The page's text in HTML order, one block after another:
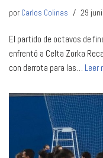
por Carlos Colinas 29
El partido de octavos de
enfrentó a Celta Zorka
con derrota para las… Leer